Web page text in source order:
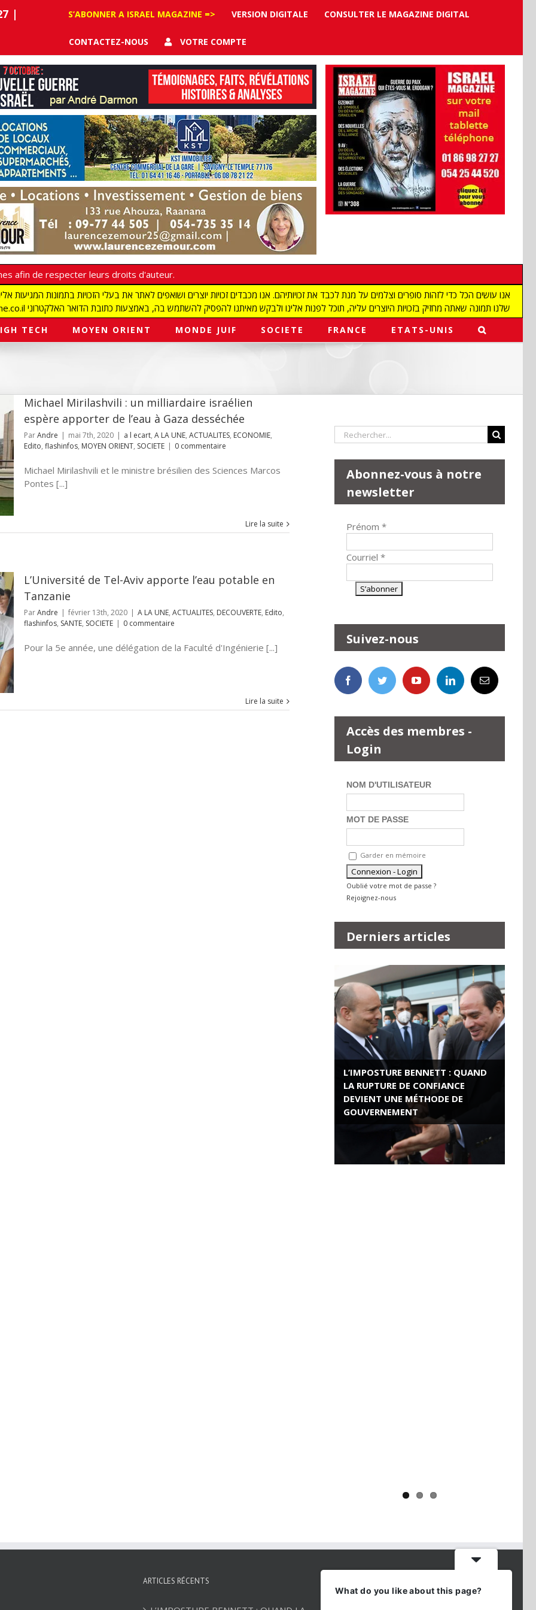
|
S’ABONNER A ISRAEL MAGAZINE => VERSION DIGITALE CONSULTER LE MAGAZINE DIGITAL
CONTACTEZ-NOUS VOTRE COMPTE
afin de respecter leurs droits d'auteur.
redaction@israelmagazine.co.il שלנו תמונה שאתה מחזיק בזכויות היוצרים עליה, תוכל לפנות אלינו ולבקש מאיתנו להפסיק להשתמש בה, באמצעות כתובת הדואר האלקטרוני
TECH MOYEN ORIENT MONDE JUIF SOCIETE FRANCE ETATS-UNIS
Michael Mirilashvili : un milliardaire israélien
espère apporter de l’eau à Gaza desséchée
ParAndre | mai 7th, 2020 | a l ecart, A LA UNE, ACTUALITES, ECONOMIE,
Edito, flashinfos, MOYEN ORIENT, SOCIETE | 0 commentaire
Michael Mirilashvili et le ministre brésilien des Sciences Marcos
Pontes [...]
Lire la suite
L’Université de Tel-Aviv apporte l’eau potable en
Tanzanie
ParAndre | février 13th, 2020 | A LA UNE, ACTUALITES, DECOUVERTE, Edito,
flashinfos, SANTE, SOCIETE | 0 commentaire
Pour la 5e année, une délégation de la Faculté d'Ingénierie [...]
Lire la suite
Rechercher:
Abonnez-vous à notre
newsletter
Prénom *
Courriel *
Suivez-nous
Accès des membres -
Login
NOM D'UTILISATEUR
MOT DE PASSE
Garder en mémoire
Oublié votre mot de passe ?
Rejoignez-nous
Derniers articles
L’IMPOSTURE BENNETT : QUAND
LA RUPTURE DE CONFIANCE
DEVIENT UNE MÉTHODE DE
GOUVERNEMENT
ROSE VALLAND, HEROÏNE DE LA
RESISTANCE FRANÇAISE
ARTICLES RÉCENTS
What do you like about this page?